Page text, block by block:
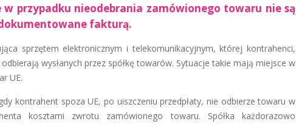
w przypadku nieodebrania zamówionego towaru nie są
fakturą.
sprzętem elektronicznym i telekomunikacyjnym, której kontrahenci,
wysłanych przez spółkę towarów. Sytuacje takie mają miejsce w
UE.
kontrahent spoza UE, po uiszczeniu przedpłaty, nie odbierze towaru w
kosztami zwrotu zamówionego towaru. Spółka każdorazowo